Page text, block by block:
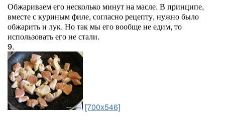
Обжариваем его несколько минут на масле. В принципе,
вместе с куриным филе, согласно рецепту, нужно было
обжарить и лук. Но так мы его вообще не едим, то
использовать его не стали.
9.
[700x546]